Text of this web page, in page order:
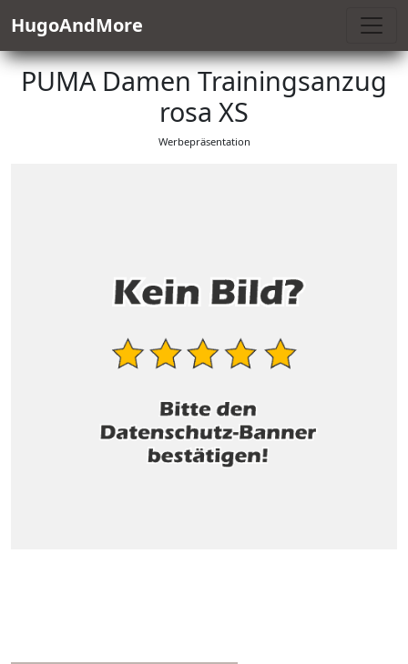
HugoAndMore
PUMA Damen Trainingsanzug
rosa XS
Werbepräsentation